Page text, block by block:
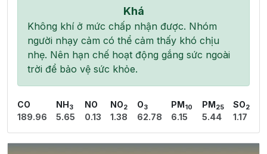
Khá
Không khí ở mức chấp nhận được. Nhóm
người nhạy cảm có thể cảm thấy khó chịu
nhẹ. Nên hạn chế hoạt động gắng sức ngoài
trời để bảo vệ sức khỏe.
CO
189.96
NH 3
5.65
NO
0.13
NO2
1.38
O3
62.78
PM 10
6.15
PM 25
5.44
SO2
1.17